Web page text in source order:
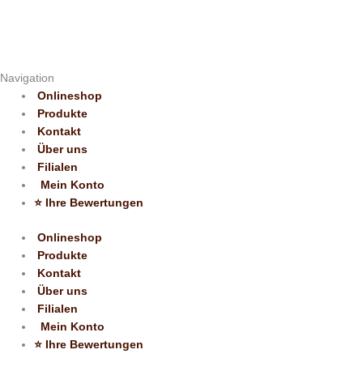
Navigation
Onlineshop
Produkte
Kontakt
Über uns
Filialen
Mein Konto
⭐️ Ihre Bewertungen
Onlineshop
Produkte
Kontakt
Über uns
Filialen
Mein Konto
⭐️ Ihre Bewertungen